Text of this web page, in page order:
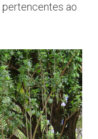
pertencentes ao